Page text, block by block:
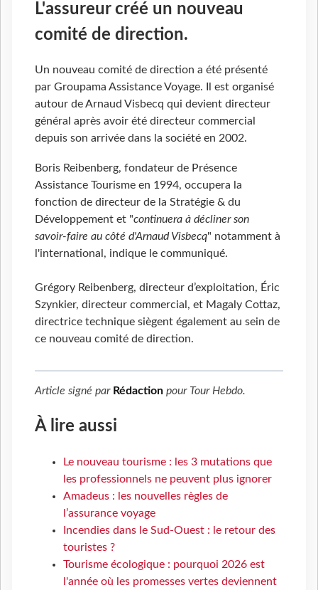
L'assureur créé un nouveau
comité de direction.
Un nouveau comité de direction a été présenté
par Groupama Assistance Voyage. Il est organisé
autour de Arnaud Visbecq qui devient directeur
général après avoir été directeur commercial
depuis son arrivée dans la société en 2002.
Boris Reibenberg, fondateur de Présence
Assistance Tourisme en 1994, occupera la
fonction de directeur de la Stratégie & du
Développement et "continuera à décliner son
savoir-faire au côté d'Arnaud Visbecq" notamment à
l'international, indique le communiqué.
Grégory Reibenberg, directeur d’exploitation, Éric
Szynkier, directeur commercial, et Magaly Cottaz,
directrice technique siègent également au sein de
ce nouveau comité de direction.
Article signé par Rédaction pour Tour Hebdo.
À lire aussi
Le nouveau tourisme : les 3 mutations que
les professionnels ne peuvent plus ignorer
Amadeus : les nouvelles règles de
l’assurance voyage
Incendies dans le Sud-Ouest : le retour des
touristes ?
Tourisme écologique : pourquoi 2026 est
l'année où les promesses vertes deviennent